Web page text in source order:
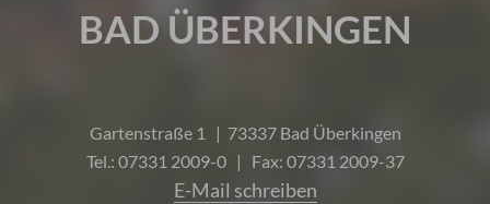
BAD ÜBERKINGEN
Gartenstraße 1 | 73337 Bad Überkingen
Tel.: 07331 2009-0 | Fax: 07331 2009-37
E-Mail schreiben